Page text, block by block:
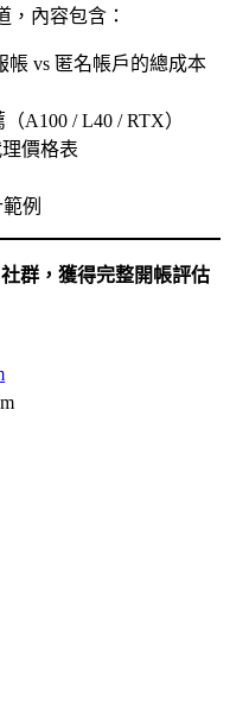
，內容包含：
帳 vs 匿名帳戶的總成本
A100 / L40 / RTX）
價格表
例
群，獲得完整開帳評估